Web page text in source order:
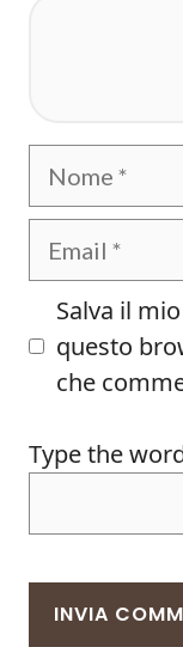
Salva il
questo
che
Type the